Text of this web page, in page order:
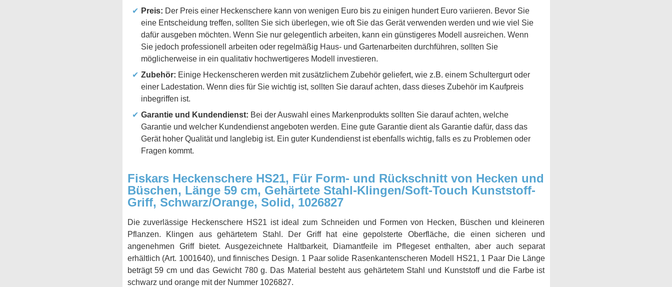
Preis: Der Preis einer Heckenschere kann von wenigen Euro bis zu einigen hundert Euro variieren. Bevor Sie
eine Entscheidung treffen, sollten Sie sich überlegen, wie oft Sie das Gerät verwenden werden und wie viel Sie
dafür ausgeben möchten. Wenn Sie nur gelegentlich arbeiten, kann ein günstigeres Modell ausreichen. Wenn
Sie jedoch professionell arbeiten oder regelmäßig Haus- und Gartenarbeiten durchführen, sollten Sie
möglicherweise in ein qualitativ hochwertigeres Modell investieren.
Zubehör: Einige Heckenscheren werden mit zusätzlichem Zubehör geliefert, wie z.B. einem Schultergurt oder
einer Ladestation. Wenn dies für Sie wichtig ist, sollten Sie darauf achten, dass dieses Zubehör im Kaufpreis
inbegriffen ist.
Garantie und Kundendienst: Bei der Auswahl eines Markenprodukts sollten Sie darauf achten, welche
Garantie und welcher Kundendienst angeboten werden. Eine gute Garantie dient als Garantie dafür, dass das
Gerät hoher Qualität und langlebig ist. Ein guter Kundendienst ist ebenfalls wichtig, falls es zu Problemen oder
Fragen kommt.
Fiskars Heckenschere HS21, Für Form- und Rückschnitt von Hecken und
Büschen, Länge 59 cm, Gehärtete Stahl-Klingen/Soft-Touch Kunststoff-
Griff, Schwarz/Orange, Solid, 1026827
Die zuverlässige Heckenschere HS21 ist ideal zum Schneiden und Formen von Hecken, Büschen und kleineren
Pflanzen. Klingen aus gehärtetem Stahl. Der Griff hat eine gepolsterte Oberfläche, die einen sicheren und
angenehmen Griff bietet. Ausgezeichnete Haltbarkeit, Diamantfeile im Pflegeset enthalten, aber auch separat
erhältlich (Art. 1001640), und finnisches Design. 1 Paar solide Rasenkantenscheren Modell HS21, 1 Paar Die Länge
beträgt 59 cm und das Gewicht 780 g. Das Material besteht aus gehärtetem Stahl und Kunststoff und die Farbe ist
schwarz und orange mit der Nummer 1026827.